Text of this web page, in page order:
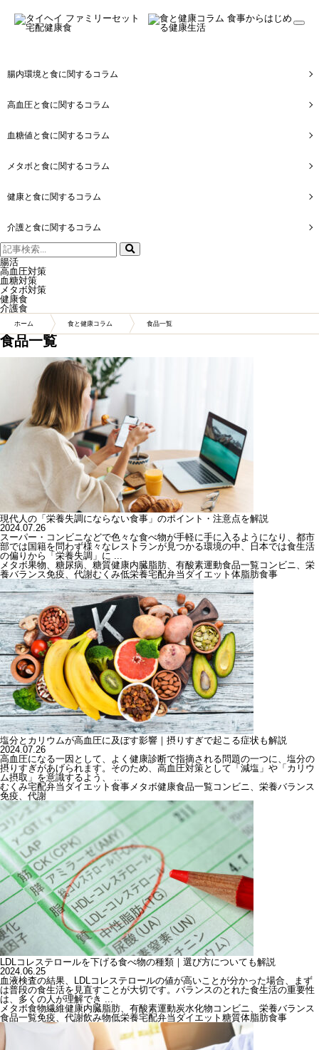
腸内環境と食に関するコラム
高血圧と食に関するコラム
血糖値と食に関するコラム
メタボと食に関するコラム
健康と食に関するコラム
介護と食に関するコラム
検
索:
腸活
高血圧対策
血糖対策
メタボ対策
健康食
介護食
ホーム 食と健康コラム 食品一覧
食品一覧
現代人の「栄養失調にならない食事」のポイント・注意点を解説
2024.07.26
スーパー・コンビニなどで色々な食べ物が手軽に手に入るようになり、都市
部では国籍を問わず様々なレストランが見つかる環境の中、日本では食生活
の偏りから「栄養失調」に ...
メタボ果物、糖尿病、糖質健康内臓脂肪、有酸素運動食品一覧 コンビニ、栄
養バランス免疫、代謝むくみ低栄養宅配弁当 ダイエット 体脂肪食事
塩分とカリウムが高血圧に及ぼす影響｜摂りすぎで起こる症状も解説
2024.07.26
高血圧になる一因として、よく健康診断で指摘される問題の一つに、塩分の
摂りすぎがあげられます。そのため、高血圧対策として「減塩」や「カリウ
ム摂取」を意識するよう、 ...
むくみ宅配弁当 ダイエット 食事メタボ健康食品一覧 コンビニ、栄養バランス
免疫、代謝
LDLコレステロールを下げる食べ物の種類｜選び方についても解説
2024.06.25
血液検査の結果、LDLコレステロールの値が高いことが分かった場合、まず
は普段の食生活を見直すことが大切です。バランスのとれた食生活の重要性
は、多くの人が理解でき ...
メタボ食物繊維健康内臓脂肪、有酸素運動炭水化物 コンビニ、栄養バランス
食品一覧免疫、代謝飲み物低栄養宅配弁当 ダイエット 糖質体脂肪食事